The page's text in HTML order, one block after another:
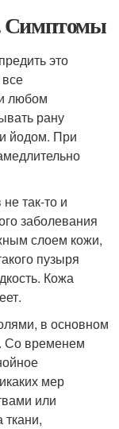
Симптомы
это
любом
рану
йодом. При
так-то и
заболевания
слоем кожи,
пузыря
Кожа
в основном
Со временем
мер
или